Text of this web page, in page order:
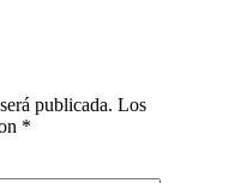
publicada. Los
*